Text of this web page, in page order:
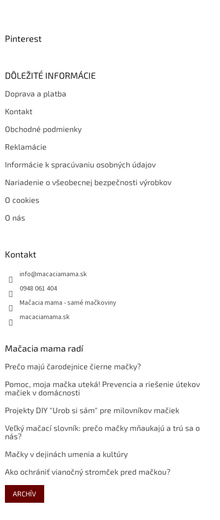
Pinterest
DÔLEŽITÉ INFORMÁCIE
Doprava a platba
Kontakt
Obchodné podmienky
Reklamácie
Informácie k spracúvaniu osobných údajov
Nariadenie o všeobecnej bezpečnosti výrobkov
O cookies
O nás
Kontakt
info@macaciamama.sk
0948 061 404
Mačacia mama - samé mačkoviny
macaciamama.sk
Mačacia mama radí
Prečo majú čarodejnice čierne mačky?
Pomoc, moja mačka uteká! Prevencia a riešenie útekov
mačiek v domácnosti
Projekty DIY "Urob si sám" pre milovníkov mačiek
Veľký mačací slovník: prečo mačky mňaukajú a trú sa o
nás?
Mačky v dejinách umenia a kultúry
Ako ochrániť vianočný stromček pred mačkou?
ARCHÍV